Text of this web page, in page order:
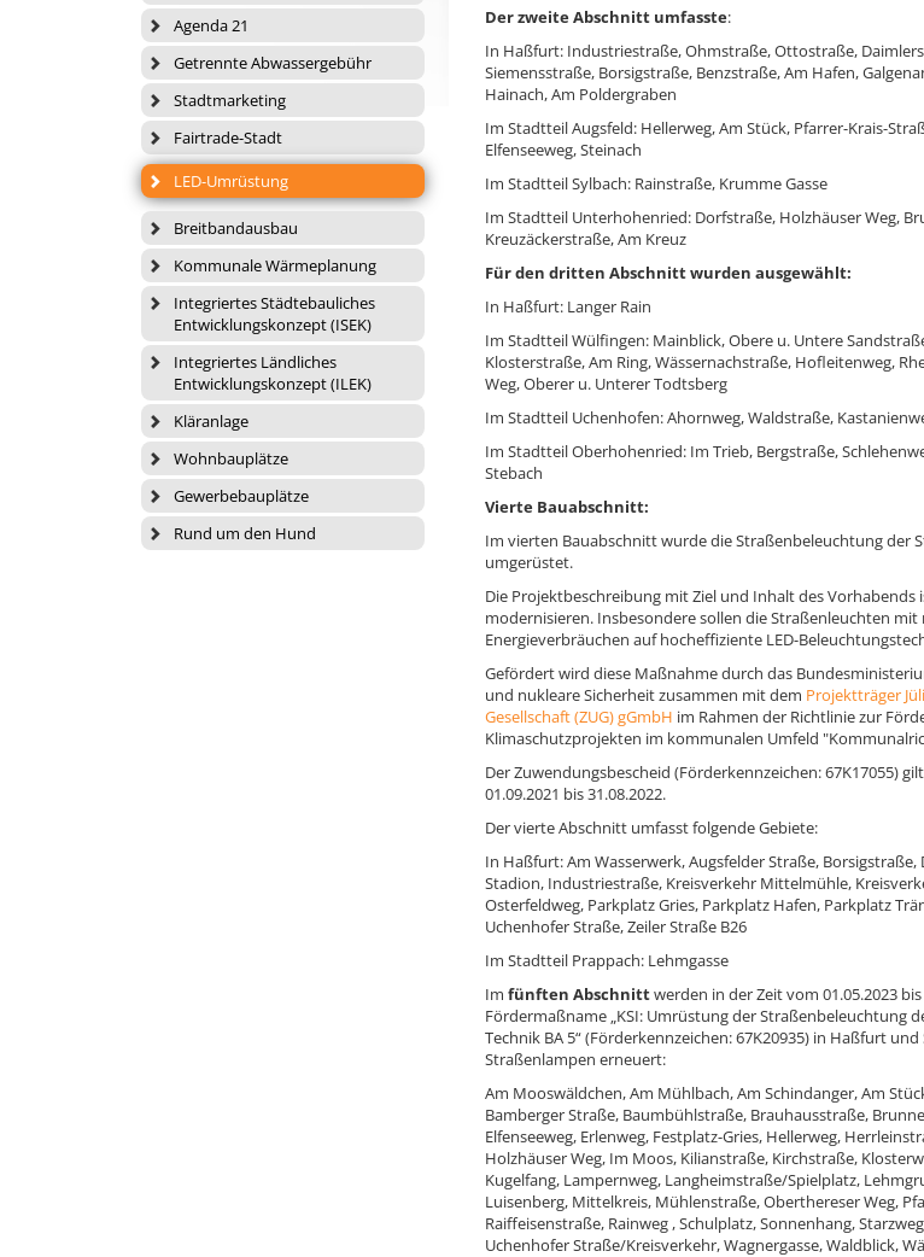
Agenda 21
Getrennte Abwassergebühr
Stadtmarketing
Fairtrade-Stadt
LED-Umrüstung
Breitbandausbau
Kommunale Wärmeplanung
Integriertes Städtebauliches
Entwicklungskonzept (ISEK)
Integriertes Ländliches
Entwicklungskonzept (ILEK)
Kläranlage
Wohnbauplätze
Gewerbebauplätze
Rund um den Hund
Der zweite Abschnitt umfasste:
In Haßfurt: Industriestraße, Ohmstraße, Ottostraße,
Siemensstraße, Borsigstraße, Benzstraße, Am Hafen,
Hainach, Am Poldergraben
Im Stadtteil Augsfeld: Hellerweg, Am Stück, Pfarrer-Krais-
Elfenseeweg, Steinach
Im Stadtteil Sylbach: Rainstraße, Krumme Gasse
Im Stadtteil Unterhohenried: Dorfstraße, Holzhäuser Weg,
Kreuzäckerstraße, Am Kreuz
Für den dritten Abschnitt wurden ausgewählt:
In Haßfurt: Langer Rain
Im Stadtteil Wülfingen: Mainblick, Obere u. Untere
Klosterstraße, Am Ring, Wässernachstraße, Hofleitenweg,
Weg, Oberer u. Unterer Todtsberg
Im Stadtteil Uchenhofen: Ahornweg, Waldstraße,
Im Stadtteil Oberhohenried: Im Trieb, Bergstraße,
Stebach
Vierte Bauabschnitt:
Im vierten Bauabschnitt wurde die Straßenbeleuchtung der
umgerüstet.
Die Projektbeschreibung mit Ziel und Inhalt des Vorhabends
modernisieren. Insbesondere sollen die Straßenleuchten
Energieverbräuchen auf hocheffiziente LED-
Gefördert wird diese Maßnahme durch das
und nukleare Sicherheit zusammen mit dem Projektträger
Gesellschaft (ZUG) gGmbH im Rahmen der Richtlinie zur
Klimaschutzprojekten im kommunalen Umfeld
Der Zuwendungsbescheid (Förderkennzeichen: 67K17055)
01.09.2021 bis 31.08.2022.
Der vierte Abschnitt umfasst folgende Gebiete:
In Haßfurt: Am Wasserwerk, Augsfelder Straße, Borsigstraße,
Stadion, Industriestraße, Kreisverkehr Mittelmühle,
Osterfeldweg, Parkplatz Gries, Parkplatz Hafen, Parkplatz
Uchenhofer Straße, Zeiler Straße B26
Im Stadtteil Prappach: Lehmgasse
Im fünften Abschnittwerden in der Zeit vom 01.05.2023
Fördermaßname „KSI: Umrüstung der Straßenbeleuchtung
Technik BA 5“ (Förderkennzeichen: 67K20935) in Haßfurt
Straßenlampen erneuert:
Am Mooswäldchen, Am Mühlbach, Am Schindanger, Am
Bamberger Straße, Baumbühlstraße, Brauhausstraße,
Elfenseeweg, Erlenweg, Festplatz-Gries, Hellerweg,
Holzhäuser Weg, Im Moos, Kilianstraße, Kirchstraße,
Kugelfang, Lampernweg, Langheimstraße/Spielplatz,
Luisenberg, Mittelkreis, Mühlenstraße, Oberthereser Weg,
Raiffeisenstraße, Rainweg , Schulplatz, Sonnenhang,
Uchenhofer Straße/Kreisverkehr, Wagnergasse, Waldblick,